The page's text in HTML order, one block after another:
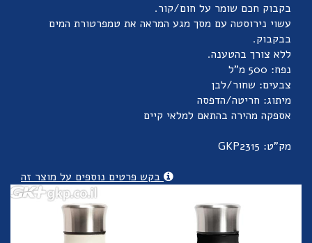
בקבוק חכם שומר על חום/קור.
עשוי נירוסטה עם מסך מגע המראה את טמפרטורת המים
בבקבוק.
ללא צורך בהטענה.
נפח: 500 מ"ל
צבעים: שחור/לבן
מיתוג: חריטה/הדפסה
אספקה מהירה בהתאם למלאי קיים
מק"ט: GKP2315
בקש פרטים נוספים על מוצר זה